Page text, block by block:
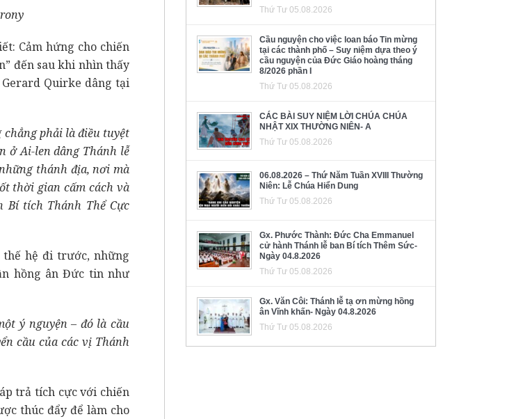
Cảm hứng cho chiến
đến sau khi nhìn thấy
Quirke dâng tại
chẳng phải là điều tuyệt
ở Ai-len dâng Thánh lễ
thánh địa, nơi mà
thời gian cấm cách và
Bí tích Thánh Thể Cực
hệ đi trước, những
hồng ân Đức tin như
ý nguyện – đó là cầu
cầu của các vị Thánh
trả tích cực với chiến
thúc đẩy để làm cho
Thứ Tư 05.08.2026
Cầu nguyện cho việc loan báo Tin mừng
tại các thành phố – Suy niệm dựa theo ý
cầu nguyện của Đức Giáo hoàng tháng
8/2026 phần I
Thứ Tư 05.08.2026
CÁC BÀI SUY NIỆM LỜI CHÚA CHÚA
NHẬT XIX THƯỜNG NIÊN- A
Thứ Tư 05.08.2026
06.08.2026 – Thứ Năm Tuần XVIII Thường
Niên: Lễ Chúa Hiển Dung
Thứ Tư 05.08.2026
Gx. Phước Thành: Đức Cha Emmanuel
cử hành Thánh lễ ban Bí tích Thêm Sức-
Ngày 04.8.2026
Thứ Tư 05.08.2026
Gx. Văn Côi: Thánh lễ tạ ơn mừng hồng
ân Vĩnh khấn- Ngày 04.8.2026
Thứ Tư 05.08.2026